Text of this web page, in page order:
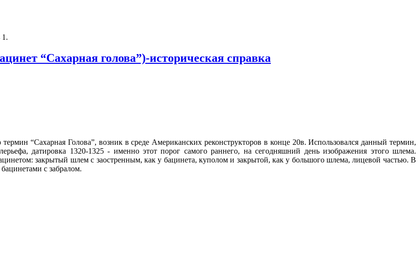
“Сахарная голова”)-историческая справка
термин “Сахарная Голова”, возник в среде Американских реконструкторов в конце 20в. Использовался данный термин,
датировка 1320-1325 - именно этот порог самого раннего, на сегодняшний день изображения этого шлема.
закрытый шлем с заостренным, как у бацинета, куполом и закрытой, как у большого шлема, лицевой частью. В
с забралом.